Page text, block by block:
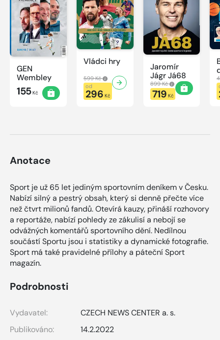
GEN
Wembley
155Kč
Vládci hry
599 Kč
od
296 Kč
Jaromír
Jágr Já68
899 Kč
719 Kč
Anotace
Sport je už 65 let jediným sportovním deníkem v Česku.
Nabízí silný a pestrý obsah, který si denně přečte více
než čtvrt milionů fandů. Otevírá kauzy, přináší rozhovory
a reportáže, nabízí pohledy ze zákulisí a nebojí se
odvážných komentářů sportovního dění. Nedílnou
součástí Sportu jsou i statistiky a dynamické fotografie.
Sport má také pravidelné přílohy a páteční Sport
magazín.
Podrobnosti
Vydavatel:
CZECH NEWS CENTER a. s.
Publikováno:
14.2.2022